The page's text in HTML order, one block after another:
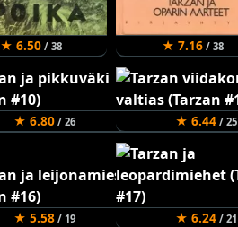
★ 6.50/ 38 ★ 7.16/ 38
★ 6.80/ 26 ★ 6.44/ 25
★ 5.58/ 19 ★ 6.24/ 21